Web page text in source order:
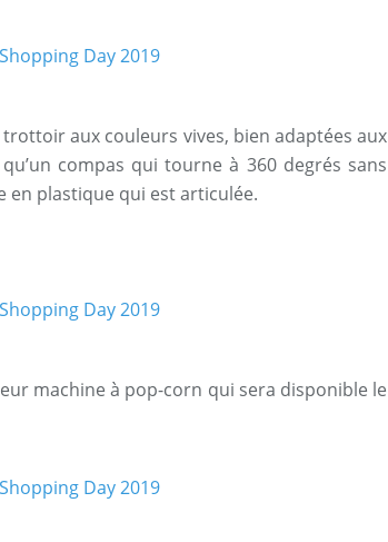
aux couleurs vives, bien adaptées aux
compas qui tourne à 360 degrés sans
en plastique qui est articulée.
machine à pop-corn qui sera disponible le